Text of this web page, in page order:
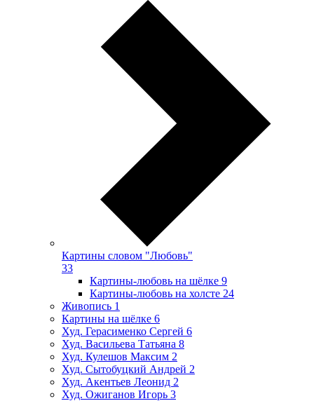
Картины словом "Любовь"
33
Картины-любовь на шёлке 9
Картины-любовь на холсте 24
Живопись 1
Картины на шёлке 6
Худ. Герасименко Сергей 6
Худ. Васильева Татьяна 8
Худ. Кулешов Максим 2
Худ. Сытобуцкий Андрей 2
Худ. Акентьев Леонид 2
Худ. Ожиганов Игорь 3